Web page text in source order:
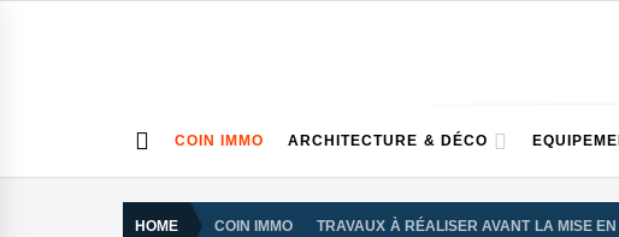
COIN IMMO ARCHITECTURE & DÉCO
HOME COIN IMMO TRAVAUX À RÉALISER AVANT LA MISE